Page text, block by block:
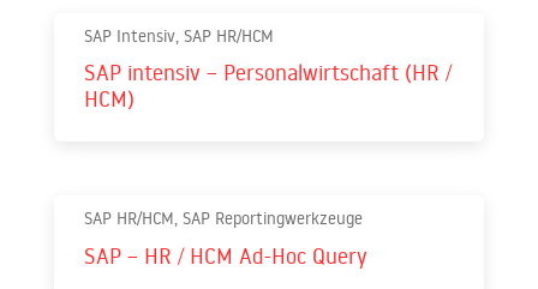
SAP Intensiv, SAP HR/HCM
SAP intensiv – Personalwirtschaft (HR /
HCM)
SAP HR/HCM, SAP Reportingwerkzeuge
SAP – HR / HCM Ad-Hoc Query